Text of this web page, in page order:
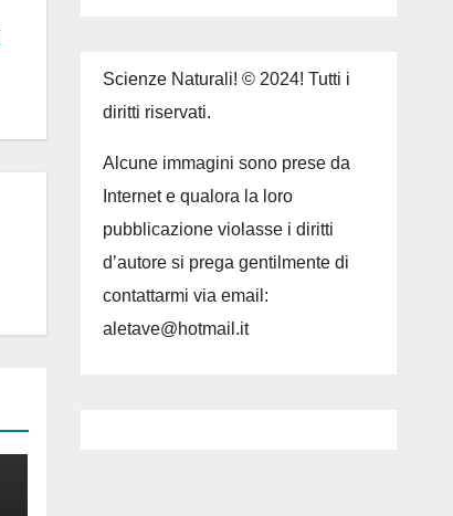
Scienze Naturali! © 2024! Tutti i
diritti riservati.
Alcune immagini sono prese da
Internet e qualora la loro
pubblicazione violasse i diritti
d’autore si prega gentilmente di
contattarmi via email:
aletave@hotmail.it